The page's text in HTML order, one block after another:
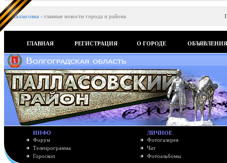
Палласовка - главные новости города и района
ГЛАВНАЯ РЕГИСТРАЦИЯ О ГОРОДЕ ОБЪЯВЛЕНИЯ
ИНФО
Форум
Телепрограмма
Гороскоп
ЛИЧНОЕ
Фотогалерея
Чат
Фотоальбомы